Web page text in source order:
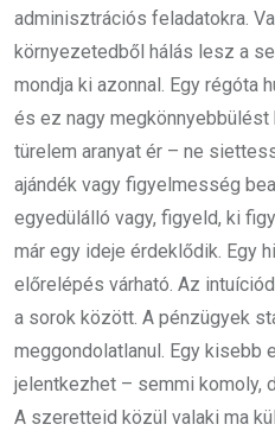
adminisztrációs feladatokra.
környezetedből hálás lesz a
mondja ki azonnal. Egy régóta
és ez nagy
türelem aranyat ér – ne
ajándék vagy figyelmesség
egyedülálló vagy, figyeld, ki
már egy ideje érdeklődik. Egy
előrelépés várható. Az
a sorok között. A pénzügyek
meggondolatlanul. Egy kisebb
jelentkezhet – semmi komoly,
A szeretteid közül valaki ma